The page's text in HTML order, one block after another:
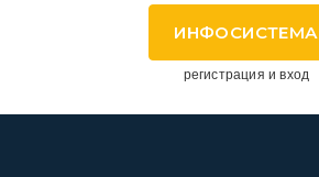
ИНФОСИСТЕМА
регистрация и вход